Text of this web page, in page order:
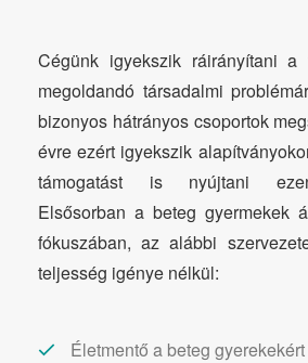
Cégünk igyekszik ráirányítani a
megoldandó társadalmi
bizonyos hátrányos csoportok
évre ezért igyekszik
támogatást is nyújtani
Elsősorban a beteg gyermekek
fókuszában, az alábbi
teljesség igénye nélkül:
Életmentő a beteg